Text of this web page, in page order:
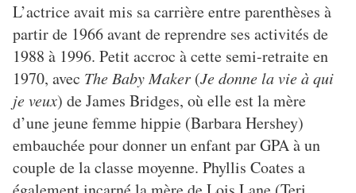
L’actrice avait mis sa carrière entre parenthèses à
partir de 1966 avant de reprendre ses activités de
1988 à 1996. Petit accroc à cette semi-retraite en
1970, avec The Baby Maker (Je donne la vie à qui
je veux) de James Bridges, où elle est la mère
d’une jeune femme hippie (Barbara Hershey)
embauchée pour donner un enfant par GPA à un
couple de la classe moyenne. Phyllis Coates a